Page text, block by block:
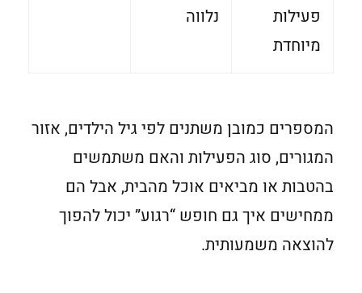
פעילות
מיוחדת
נלווה
המספרים כמובן משתנים לפי גיל הילדים, אזור
המגורים, סוג הפעילות והאם משתמשים
בהטבות או מביאים אוכל מהבית, אבל הם
ממחישים איך גם חופש “רגוע” יכול להפוך
להוצאה משמעותית.